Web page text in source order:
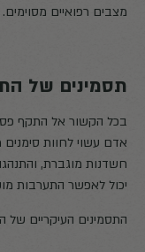
מצבים רפואיים מסוימים.
תסמינים של
בכל הקשור אל התקף
אדם עשוי לחוות
חשדנות מוגברת,
יכול לאפשר התערבות
התסמינים העיקריים של